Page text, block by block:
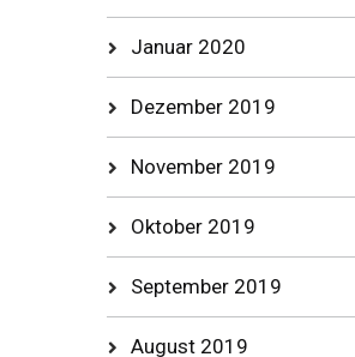
Januar 2020
Dezember 2019
November 2019
Oktober 2019
September 2019
August 2019